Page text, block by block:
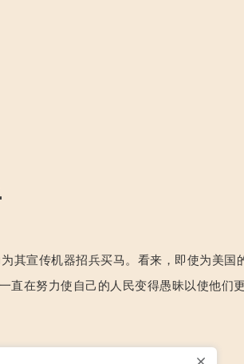
其宣传机器招兵买马。看来，即使为美国
直在努力使自己的人民变得愚昧以使他们